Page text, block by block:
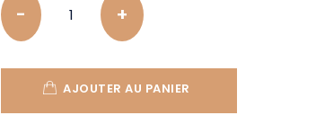
AJOUTER AU PANIER